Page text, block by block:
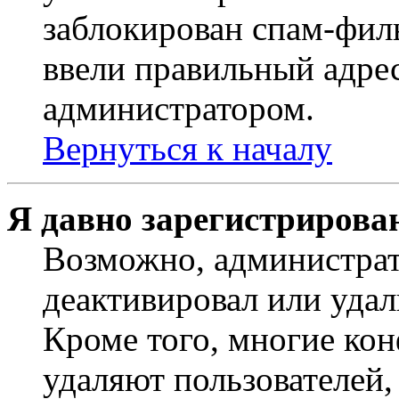
заблокирован спам-
ввели правильный
администратором.
Вернуться к началу
Я давно
Возможно,
деактивировал или
Кроме того, многие
удаляют